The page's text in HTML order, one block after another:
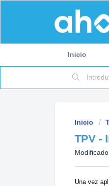
Inicio
Inicio
TPV -
Una vez